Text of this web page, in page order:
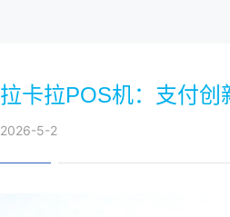
拉卡拉POS机：支付
2026-5-2